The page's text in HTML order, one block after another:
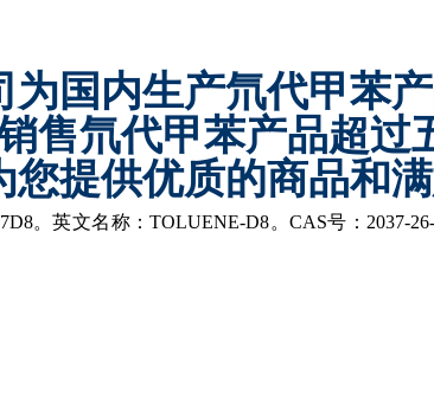
为国内生产氘代甲苯
售氘代甲苯产品超过
您提供优质的商品和满
。英文名称：TOLUENE-D8。CAS号：2037-